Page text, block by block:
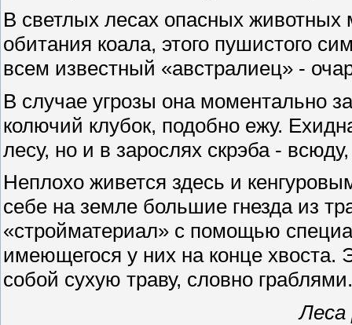
В светлых лесах опасных
обитания коала, этого пушистого
всем известный «австралиец» -
В случае угрозы она моментально
колючий клубок, подобно ежу.
лесу, но и в зарослях скрэба -
Неплохо живется здесь и
себе на земле большие гнезда из
«стройматериал» с помощью
имеющегося у них на конце хвоста.
собой сухую траву, словно граблями.
Леса